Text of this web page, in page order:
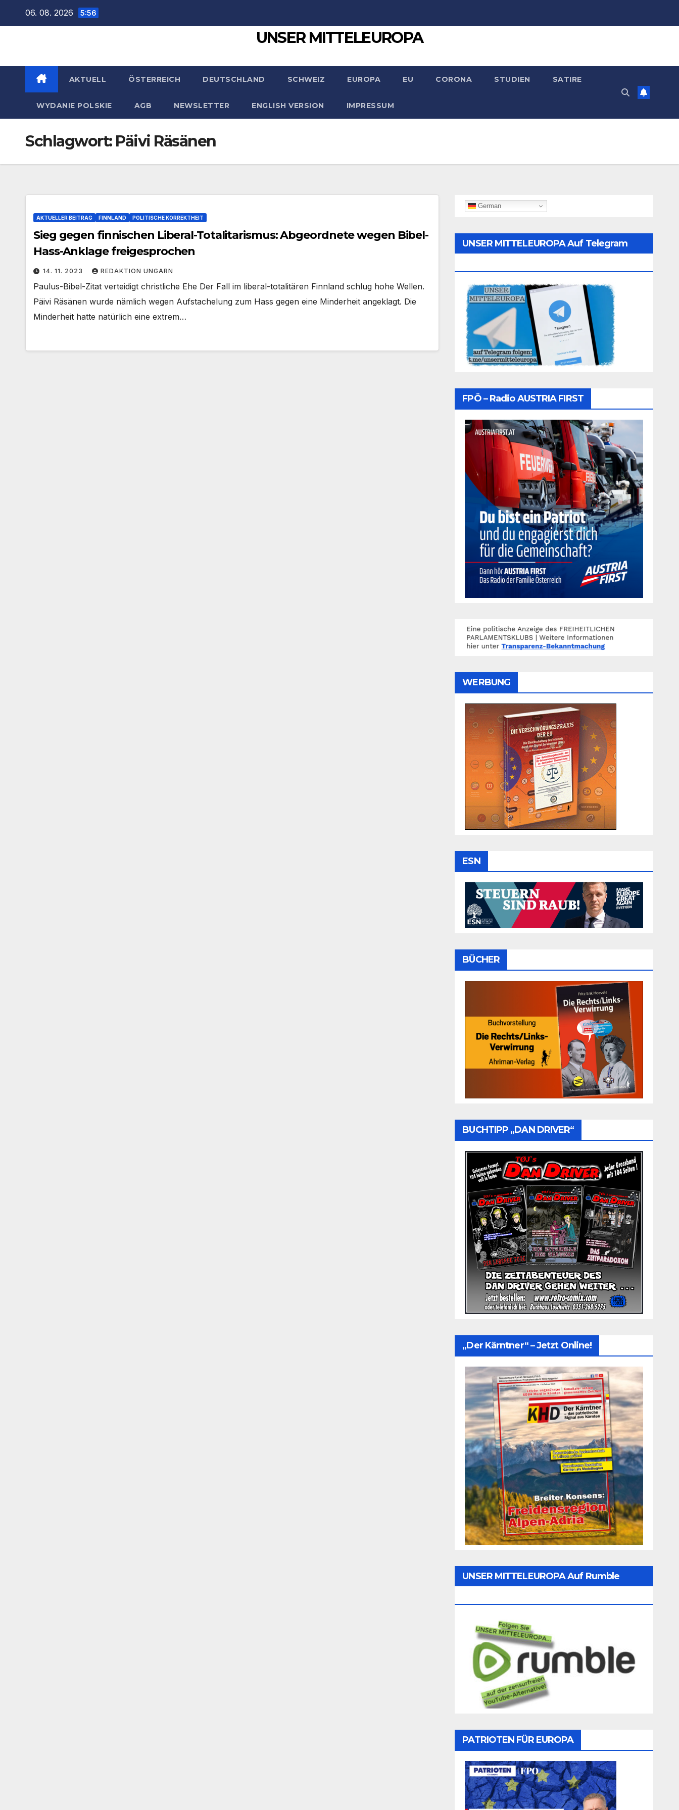
06. 08. 2026 5:56
UNSER MITTELEUROPA
AKTUELL ÖSTERREICH DEUTSCHLAND SCHWEIZ EUROPA EU CORONA STUDIEN SATIRE
WYDANIE POLSKIE AGB NEWSLETTER ENGLISH VERSION IMPRESSUM
Schlagwort: Päivi Räsänen
AKTUELLER BEITRAG FINNLAND POLITISCHE KORREKTHEIT
Sieg gegen finnischen Liberal-Totalitarismus: Abgeordnete wegen Bibel-
Hass-Anklage freigesprochen
14. 11. 2023 REDAKTION UNGARN
Paulus-Bibel-Zitat verteidigt christliche Ehe Der Fall im liberal-totalitären Finnland schlug hohe Wellen.
Päivi Räsänen wurde nämlich wegen Aufstachelung zum Hass gegen eine Minderheit angeklagt. Die
Minderheit hatte natürlich eine extrem…
German
UNSER MITTELEUROPA Auf Telegram
FPÖ – Radio AUSTRIA FIRST
WERBUNG
ESN
BÜCHER
BUCHTIPP „DAN DRIVER“
„Der Kärntner“ – Jetzt Online!
UNSER MITTELEUROPA Auf Rumble
PATRIOTEN FÜR EUROPA